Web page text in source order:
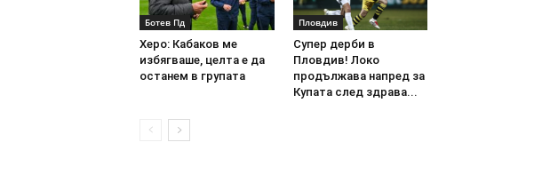
Ботев Пд
Херо: Кабаков ме
избягваше, целта е да
останем в групата
Пловдив
Супер дерби в
Пловдив! Локо
продължава напред за
Купата след здрава...